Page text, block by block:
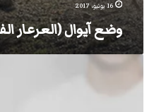
16 يونيو، 2017
وضع آيوال (العرعار
إيمي
نوڨيس
(قايس)